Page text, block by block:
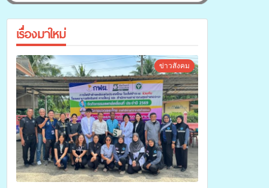
เรื่องมาใหม่
ข่าวสังคม